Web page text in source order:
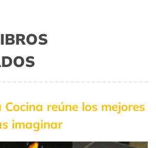
reúne los mejores
imaginar